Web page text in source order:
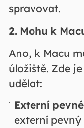
spravovat.
2. Mohu k
Ano, k Macu
úložiště. Zde
udělat:
Externí
externí pevný